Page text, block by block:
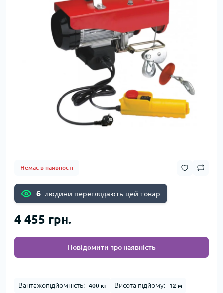
Немає в наявності
6 людини переглядають цей товар
4 455 грн.
Повідомити про наявність
Вантажопідйомність: 400 кг Висота підйому: 12 м